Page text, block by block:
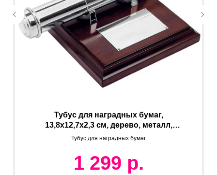
Тубус для наградных бумаг,
13,8х12,7х2,3 см, дерево, металл,
лазерная гравировка
Тубус для наградных бумаг
1 299 р.